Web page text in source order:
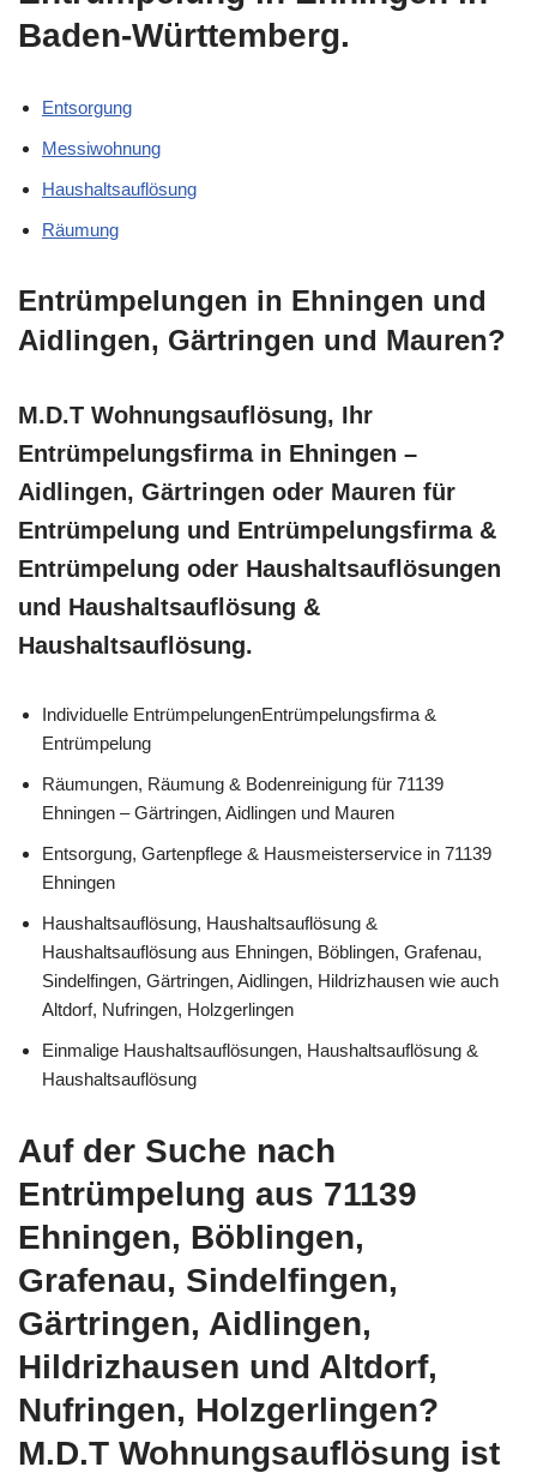
Baden-Württemberg.
Entsorgung
Messiwohnung
Haushaltsauflösung
Räumung
Entrümpelungen in Ehningen und
Aidlingen, Gärtringen und Mauren?
M.D.T Wohnungsauflösung, Ihr
Entrümpelungsfirma in Ehningen –
Aidlingen, Gärtringen oder Mauren für
Entrümpelung und Entrümpelungsfirma &
Entrümpelung oder Haushaltsauflösungen
und Haushaltsauflösung &
Haushaltsauflösung.
Individuelle EntrümpelungenEntrümpelungsfirma &
Entrümpelung
Räumungen, Räumung & Bodenreinigung für 71139
Ehningen – Gärtringen, Aidlingen und Mauren
Entsorgung, Gartenpflege & Hausmeisterservice in 71139
Ehningen
Haushaltsauflösung, Haushaltsauflösung &
Haushaltsauflösung aus Ehningen, Böblingen, Grafenau,
Sindelfingen, Gärtringen, Aidlingen, Hildrizhausen wie auch
Altdorf, Nufringen, Holzgerlingen
Einmalige Haushaltsauflösungen, Haushaltsauflösung &
Haushaltsauflösung
Auf der Suche nach
Entrümpelung aus 71139
Ehningen, Böblingen,
Grafenau, Sindelfingen,
Gärtringen, Aidlingen,
Hildrizhausen und Altdorf,
Nufringen, Holzgerlingen?
M.D.T Wohnungsauflösung ist